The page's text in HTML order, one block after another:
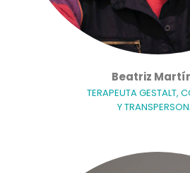
Beatriz
TERAPEUTA GESTALT,
Y